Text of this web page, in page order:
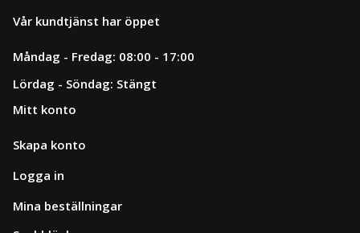
Vår kundtjänst har öppet
Måndag - Fredag: 08:00 - 17:00
Lördag - Söndag: Stängt
Mitt konto
Skapa konto
Logga in
Mina beställningar